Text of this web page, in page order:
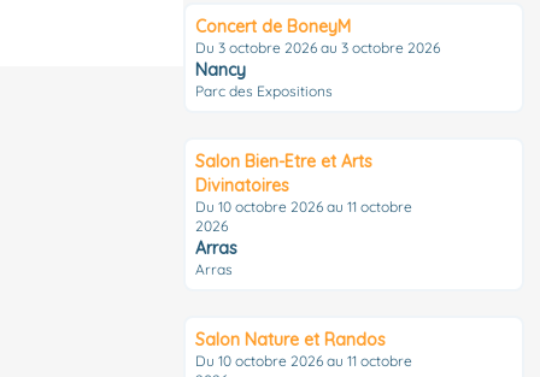
Concert de BoneyM
Du 3 octobre 2026 au 3 octobre 2026
Nancy
Parc des Expositions
Salon Bien-Etre et Arts
Divinatoires
Du 10 octobre 2026 au 11 octobre
2026
Arras
Arras
Salon Nature et Randos
Du 10 octobre 2026 au 11 octobre